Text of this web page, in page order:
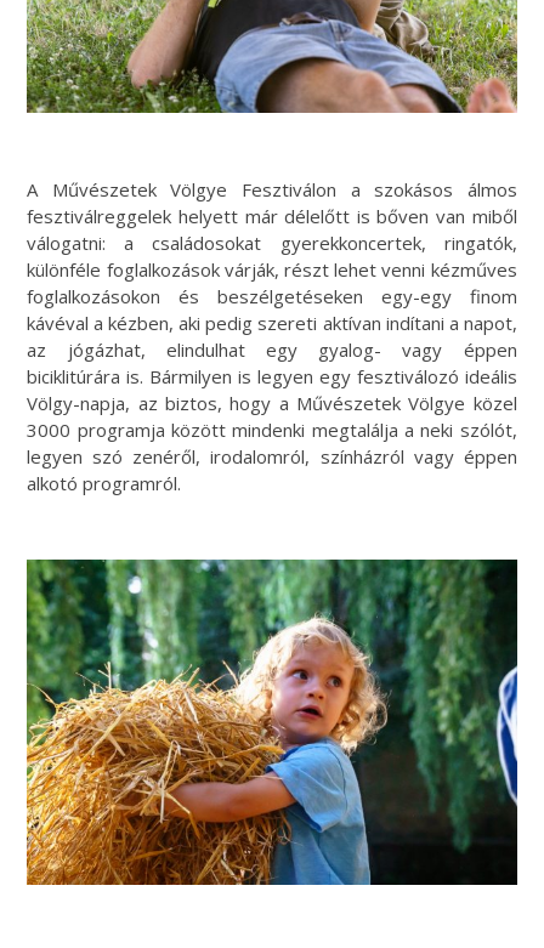
A Művészetek Völgye Fesztiválon a szokásos álmos
fesztiválreggelek helyett már délelőtt is bőven van miből
válogatni: a családosokat gyerekkoncertek, ringatók,
különféle foglalkozások várják, részt lehet venni kézműves
foglalkozásokon és beszélgetéseken egy-egy finom
kávéval a kézben, aki pedig szereti aktívan indítani a napot,
az jógázhat, elindulhat egy gyalog- vagy éppen
biciklitúrára is. Bármilyen is legyen egy fesztiválozó ideális
Völgy-napja, az biztos, hogy a Művészetek Völgye közel
3000 programja között mindenki megtalálja a neki szólót,
legyen szó zenéről, irodalomról, színházról vagy éppen
alkotó programról.